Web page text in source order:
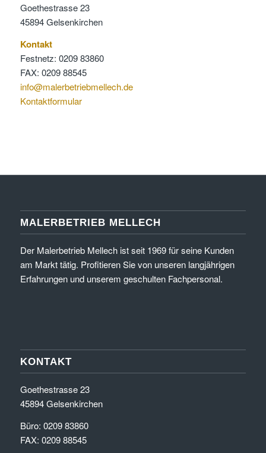
Goethestrasse 23
45894 Gelsenkirchen
Kontakt
Festnetz: 0209 83860
FAX: 0209 88545
info@malerbetriebmellech.de
Kontaktformular
MALERBETRIEB MELLECH
Der Malerbetrieb Mellech ist seit 1969 für seine Kunden
am Markt tätig. Profitieren Sie von unseren langjährigen
Erfahrungen und unserem geschulten Fachpersonal.
KONTAKT
Goethestrasse 23
45894 Gelsenkirchen
Büro: 0209 83860
FAX: 0209 88545